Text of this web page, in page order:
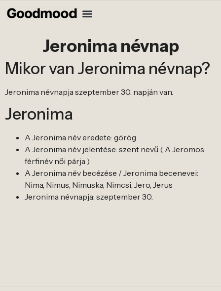
Jeronima névnap
Mikor van Jeronima névnap?
Jeronima névnapja szeptember 30. napján van.
Jeronima
A Jeronima név eredete: görög
A Jeronima név jelentése: szent nevű ( A Jeromos
férfinév női párja )
A Jeronima név becézése / Jeronima becenevei:
Nima, Nimus, Nimuska, Nimcsi, Jero, Jerus
Jeronima névnapja: szeptember 30.